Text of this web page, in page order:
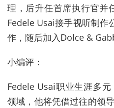
理，后升任首席执行官并
Fedele Usai接手视听制
作，随后加入Dolce &
小编评：
Fedele Usai职业生涯多
领域，他将凭借过往的领